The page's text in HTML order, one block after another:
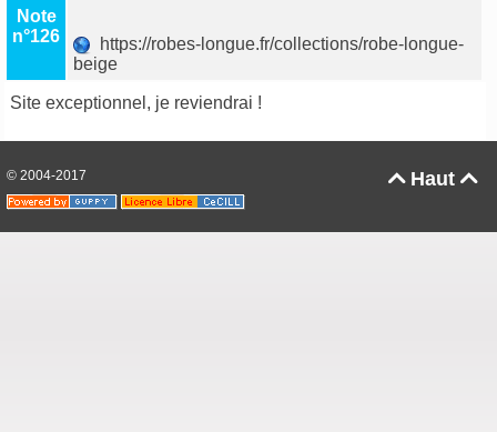
Note
n°126
https://robes-longue.fr/collections/robe-longue-
beige
Site exceptionnel, je reviendrai !
Haut 
© 2004-2017